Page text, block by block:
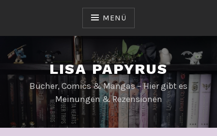
MENÜ
LISA PAPYRUS
Bücher, Comics & Mangas – Hier gibt es
Meinungen & Rezensionen